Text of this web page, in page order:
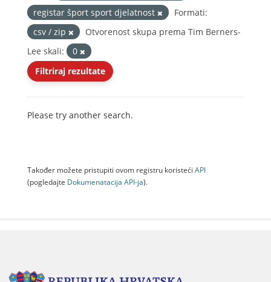
registar šport sport djelatnost
Formati:
csv / zip
Otvorenost skupa prema Tim Berners-
Lee skali:
0
Filtriraj rezultate
Please try another search.
Također možete pristupiti ovom registru koristeći API
(pogledajte Dokumenаtаcijа API-jа).